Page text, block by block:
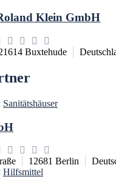
Klein GmbH
Buxtehude
Sanitätshäuser
12681 Berlin
Hilfsmittel